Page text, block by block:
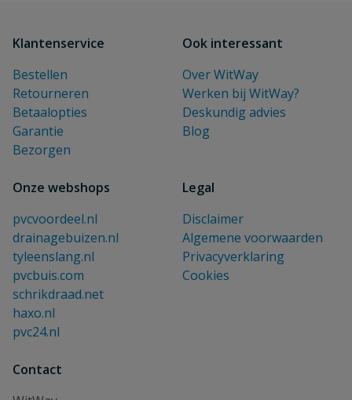
Klantenservice
Bestellen
Retourneren
Betaalopties
Garantie
Bezorgen
Ook interessant
Over WitWay
Werken bij WitWay?
Deskundig advies
Blog
Onze webshops
pvcvoordeel.nl
drainagebuizen.nl
tyleenslang.nl
pvcbuis.com
schrikdraad.net
haxo.nl
pvc24.nl
Legal
Disclaimer
Algemene voorwaarden
Privacyverklaring
Cookies
Contact